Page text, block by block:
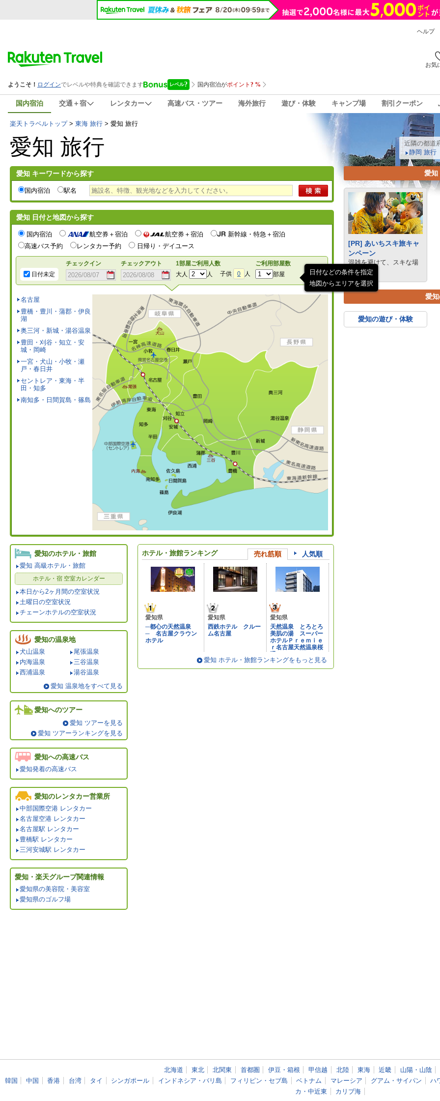
ヘルプ
お気
国内宿泊 交通＋宿 レンタカー 高速バス・ツアー 海外旅行 遊び・体験 キャンプ場 割引クーポン
楽天トラベルトップ> 東海 旅行 > 愛知 旅行
愛知 旅行
近隣の都道
静岡 旅行
愛知 キーワードから探す
国内宿泊 駅名
愛知 日付と地図から探す
日付などの条件を指定
地図からエリアを選択
国内宿泊 航空券＋宿泊 航空券＋宿泊
新幹線・特急＋宿泊
高速バス予約
レンタカー予約 日帰り・デイユース
日付未定
チェックイン チェックアウト
1部屋ご利用人数
大人
人 子供 0 人
ご利用部屋数
部屋
名古屋
豊橋・豊川・蒲郡・伊良
湖
奥三河・新城・湯谷温泉
豊田・刈谷・知立・安
城・岡崎
一宮・犬山・小牧・瀬
戸・春日井
セントレア・東海・半
田・知多
南知多・日間賀島・篠島
愛知のホテル・旅館
愛知 高級ホテル・旅館
ホテル・宿 空室カレンダー
本日から2ヶ月間の空室状況
土曜日の空室状況
チェーンホテルの空室状況
愛知の温泉地
犬山温泉
尾張温泉
内海温泉
三谷温泉
西浦温泉
湯谷温泉
愛知 温泉地をすべて見る
愛知へのツアー
愛知 ツアーを見る
愛知 ツアーランキングを見る
愛知への高速バス
愛知発着の高速バス
愛知のレンタカー営業所
中部国際空港 レンタカー
名古屋空港 レンタカー
名古屋駅 レンタカー
豊橋駅 レンタカー
三河安城駅 レンタカー
愛知・楽天グループ関連情報
愛知県の美容院・美容室
愛知県のゴルフ場
ホテル・旅館ランキング 売れ筋順 人気順
愛知県
─都心の天然温泉
─ 名古屋クラウン
ホテル
愛知県
西鉄ホテル クルー
ム名古屋
愛知県
天然温泉 とろとろ
美肌の湯 スーパー
ホテルＰｒｅｍｉｅ
ｒ名古屋天然温泉桜
愛知 ホテル・旅館ランキングをもっと見る
愛知
[PR] あいちスキ旅キャ
ンペーン
混雑を避けて、スキな場
所へ
愛
愛知の遊び・体験
北海道 東北 北関東 首都圏 伊豆・箱根 甲信越 北陸 東海 近畿 山陽・山陰
韓国
中国 香港 台湾 タイ シンガポール インドネシア・バリ島 フィリピン・セブ島 ベトナム マレーシア グアム・サイパン ハ
カ・中近東
カリブ海